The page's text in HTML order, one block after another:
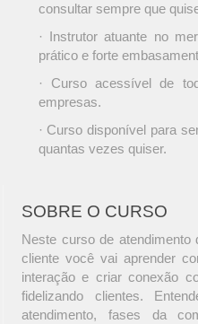
consultar sempre que
· Instrutor atuante no
prático e forte
· Curso acessível de
empresas.
· Curso disponível para
quantas vezes quiser.
SOBRE O CURSO
Neste curso de atendimento
cliente você vai aprender
interação e criar conexão
fidelizando clientes.
atendimento, fases da